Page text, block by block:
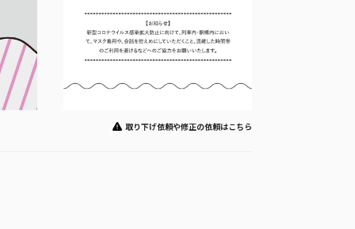
取り下げ依頼や修正の依頼はこちら